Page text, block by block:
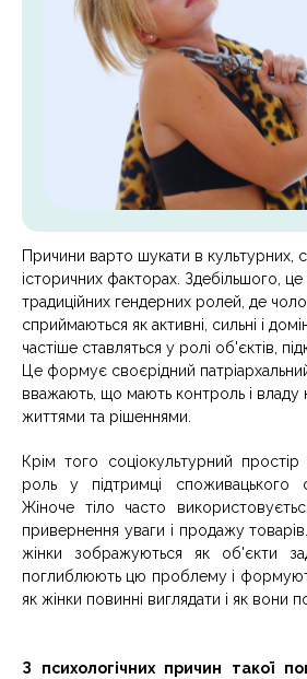
Причини варто шукати в культурних,
історичних факторах. Здебільшого, це
традиційних гендерних ролей, де
сприймаються як активні, сильні і
частіше ставляться у ролі об'єктів,
Це формує своєрідний патріархальний
вважають, що мають контроль і владу
життями та рішеннями.
Крім того соціокультурний
роль у підтримці споживацького
Жіноче тіло часто
привернення уваги і продажу
жінки зображуються як об'єкти
поглиблюють цю проблему і
як жінки повинні виглядати і як вони
З психологічних причин такої